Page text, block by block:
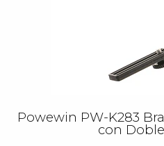
Powewin PW-K283
con